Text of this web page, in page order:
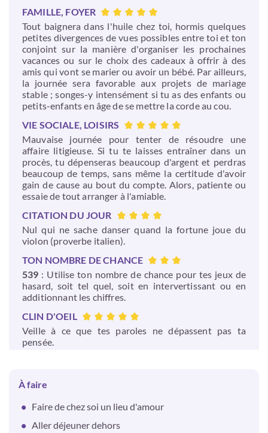
FAMILLE, FOYER
Tout baignera dans l'huile chez toi, hormis quelques
petites divergences de vues possibles entre toi et ton
conjoint sur la manière d'organiser les prochaines
vacances ou sur le choix des cadeaux à offrir à des
amis qui vont se marier ou avoir un bébé. Par ailleurs,
la journée sera favorable aux projets de mariage
stable ; songes-y intensément si tu as des enfants ou
petits-enfants en âge de se mettre la corde au cou.
VIE SOCIALE, LOISIRS
Mauvaise journée pour tenter de résoudre une
affaire litigieuse. Si tu te laisses entraîner dans un
procès, tu dépenseras beaucoup d'argent et perdras
beaucoup de temps, sans même la certitude d'avoir
gain de cause au bout du compte. Alors, patiente ou
essaie de tout arranger à l'amiable.
CITATION DU JOUR
Nul qui ne sache danser quand la fortune joue du
violon (proverbe italien).
TON NOMBRE DE CHANCE
539 : Utilise ton nombre de chance pour tes jeux de
hasard, soit tel quel, soit en intervertissant ou en
additionnant les chiffres.
CLIN D'OEIL
Veille à ce que tes paroles ne dépassent pas ta
pensée.
À faire
Faire de chez soi un lieu d'amour
Aller déjeuner dehors